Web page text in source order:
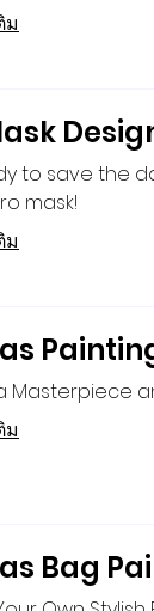
ม
to save the
mask!
ม
Masterpiece
ม
Bag